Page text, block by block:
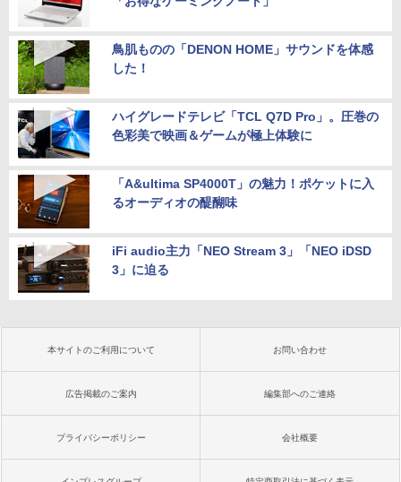
鳥肌ものの「DENON HOME」サウンドを体感
した！
ハイグレードテレビ「TCL Q7D Pro」。圧巻の
色彩美で映画＆ゲームが極上体験に
「A&ultima SP4000T」の魅力！ポケットに入
るオーディオの醍醐味
iFi audio主力「NEO Stream 3」「NEO iDSD
3」に迫る
本サイトのご利用について お問い合わせ
広告掲載のご案内 編集部へのご連絡
プライバシーポリシー 会社概要